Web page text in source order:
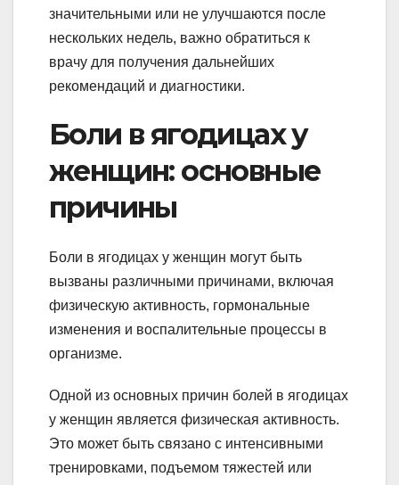
значительными или не улучшаются после
нескольких недель, важно обратиться к
врачу для получения дальнейших
рекомендаций и диагностики.
Боли в ягодицах у
женщин: основные
причины
Боли в ягодицах у женщин могут быть
вызваны различными причинами, включая
физическую активность, гормональные
изменения и воспалительные процессы в
организме.
Одной из основных причин болей в ягодицах
у женщин является физическая активность.
Это может быть связано с интенсивными
тренировками, подъемом тяжестей или